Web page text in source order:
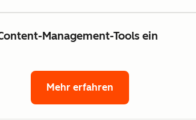
Management-Tools ein
Mehr erfahren